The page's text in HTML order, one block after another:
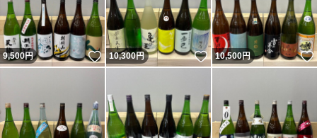
9,500円 いいね！
10,300円 いいね！
10,500円